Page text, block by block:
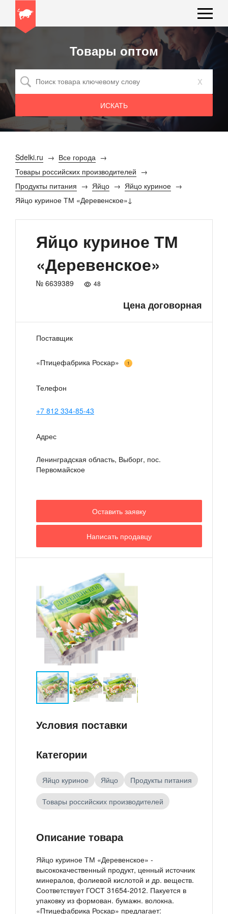
Товары оптом
x
Sdelki.ru
Все города
Товары российских производителей
Продукты питания
Яйцо
Яйцо куриное
Яйцо куриное ТМ «Деревенское»
Яйцо куриное ТМ
«Деревенское»
№ 6639389 48
Цена договорная
Поставщик
«Птицефабрика Роскар» 1
Телефон
+7 812 334-85-43
Адрес
Ленинградская область, Выборг, пос.
Первомайское
Оставить заявку
Написать продавцу
Условия поставки
Категории
Яйцо куриное Яйцо Продукты питания
Товары российских производителей
Описание товара
Яйцо куриное ТМ «Деревенское» -
высококачественный продукт, ценный источник
минералов, фолиевой кислотой и др. веществ.
Соответствует ГОСТ 31654-2012. Пакуется в
упаковку из формован. бумажн. волокна.
«Птицефабрика Роскар» предлагает: